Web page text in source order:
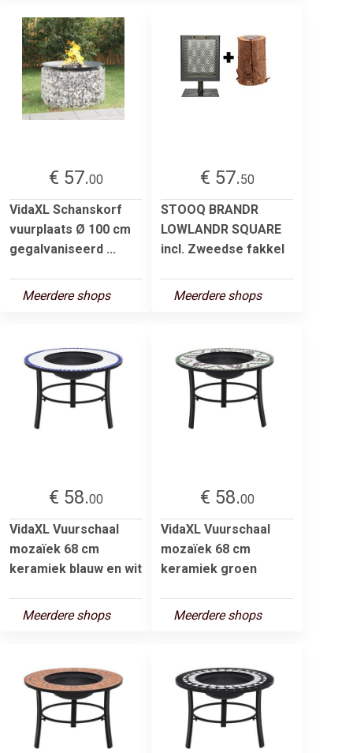
€ 57.00
VidaXL Schanskorf
vuurplaats Ø 100 cm
gegalvaniseerd ...
Meerdere shops
€ 57.50
STOOQ BRANDR
LOWLANDR SQUARE
incl. Zweedse fakkel
Meerdere shops
€ 58.00
VidaXL Vuurschaal
mozaïek 68 cm
keramiek blauw en wit
Meerdere shops
€ 58.00
VidaXL Vuurschaal
mozaïek 68 cm
keramiek groen
Meerdere shops